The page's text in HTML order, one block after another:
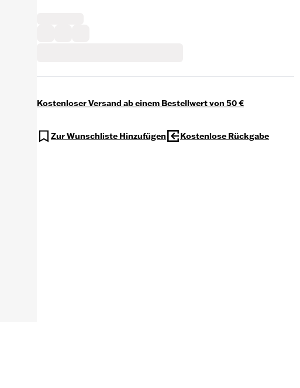
Kostenloser Versand ab einem Bestellwert von 50 €
Zur Wunschliste Hinzufügen Kostenlose Rückgabe